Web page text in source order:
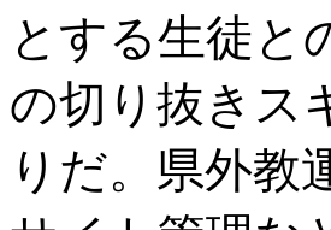
とする生徒と
の切り抜きス
りだ。県外教